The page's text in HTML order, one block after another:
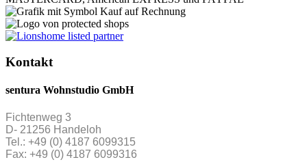
Kontakt
sentura Wohnstudio GmbH
Fichtenweg 3
D- 21256 Handeloh
Tel.: +49 (0) 4187 6099315
Fax: +49 (0) 4187 6099316